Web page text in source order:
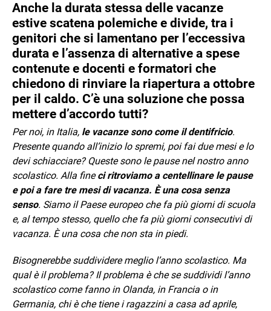
Anche la durata stessa delle vacanze
estive scatena polemiche e divide, tra i
genitori che si lamentano per l’eccessiva
durata e l’assenza di alternative a spese
contenute e docenti e formatori che
chiedono di rinviare la riapertura a ottobre
per il caldo. C’è una soluzione che possa
mettere d’accordo tutti?
Per noi, in Italia, le vacanze sono come il dentifricio.
Presente quando all’inizio lo spremi, poi fai due mesi e lo
devi schiacciare? Queste sono le pause nel nostro anno
scolastico. Alla fineci ritroviamo a centellinare le pause
e poi a fare tre mesi di vacanza. È una cosa senza
senso. Siamo il Paese europeo che fa più giorni di scuola
e, al tempo stesso, quello che fa più giorni consecutivi di
vacanza. È una cosa che non sta in piedi.
Bisognerebbe suddividere meglio l’anno scolastico. Ma
qual è il problema? Il problema è che se suddividi l’anno
scolastico come fanno in Olanda, in Francia o in
Germania, chi è che tiene i ragazzini a casa ad aprile,